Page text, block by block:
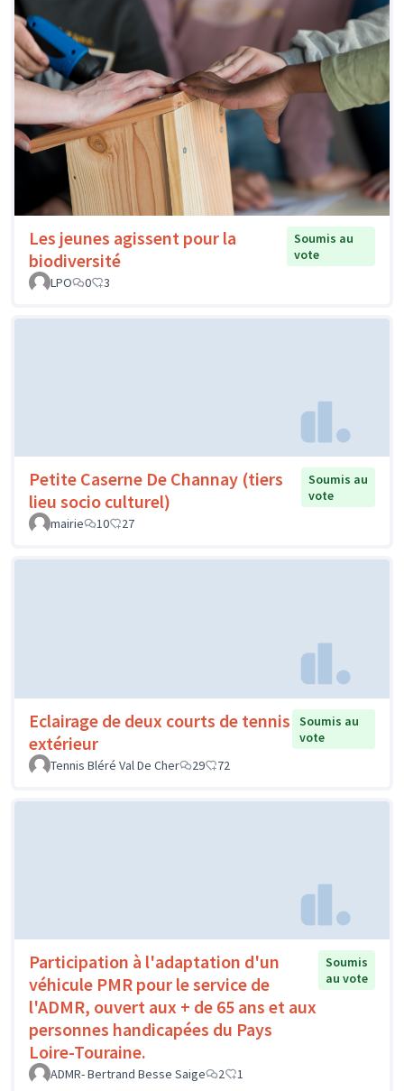
Les jeunes agissent pour la
biodiversité
Soumis au
vote
LPO
0 3
Petite Caserne De Channay (tiers
lieu socio culturel)
Soumis au
vote
mairie
10 27
Eclairage de deux courts de tennis
extérieur
Soumis au
vote
Tennis Bléré Val De Cher
29 72
Participation à l'adaptation d'un
véhicule PMR pour le service de
l'ADMR, ouvert aux + de 65 ans et aux
personnes handicapées du Pays
Loire-Touraine.
Soumis
au vote
ADMR- Bertrand Besse Saige 2 1